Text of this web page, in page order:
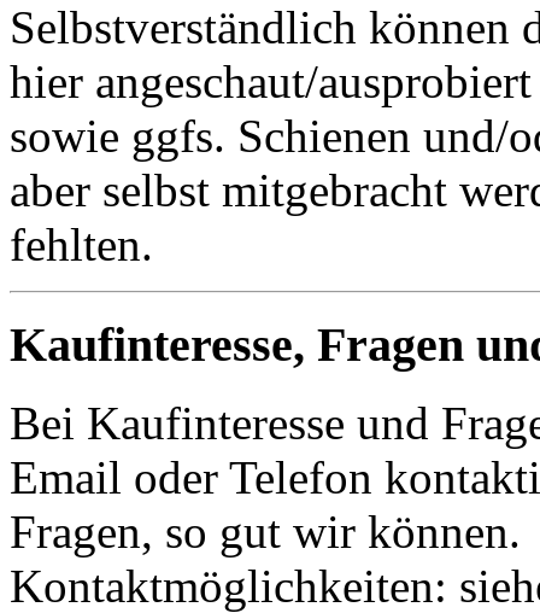
Selbstverständlich
hier angeschaut/
sowie ggfs. Schienen und/
aber selbst mitgebracht
fehlten.
Kaufinteresse, Fragen
Bei Kaufinteresse und
Email oder Telefon
Fragen, so gut wir können.
Kontaktmöglichkeiten: